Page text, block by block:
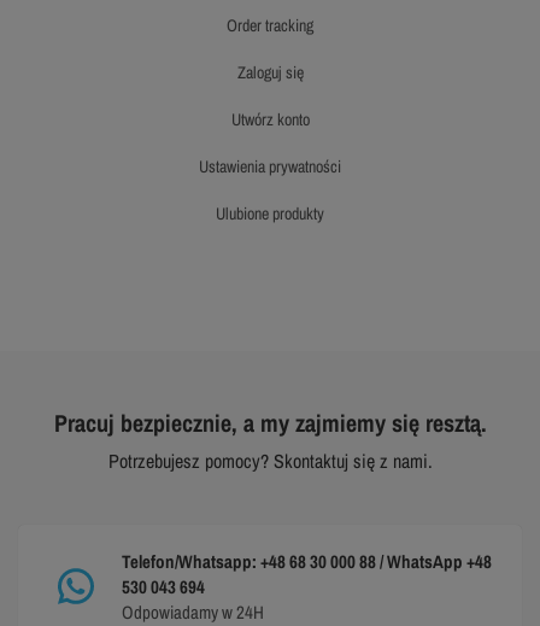
order tracking
zaloguj się
utwórz konto
ustawienia prywatności
ulubione produkty
Pracuj bezpiecznie, a my zajmiemy się resztą.
Potrzebujesz pomocy? Skontaktuj się z nami.
Telefon/Whatsapp: +48 68 30 000 88 / WhatsApp +48
530 043 694
Odpowiadamy w 24H